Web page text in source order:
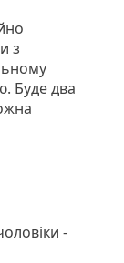
з
Буде два
-